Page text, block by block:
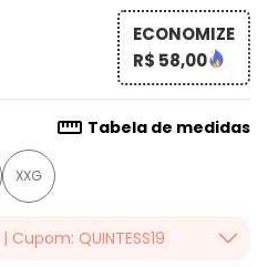
ECONOMIZE
R$ 58,00
Tabela de medidas
XXG
| Cupom: QUINTESS19